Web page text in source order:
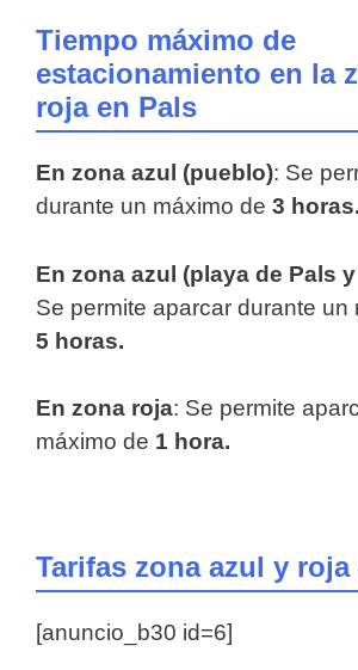
Tiempo máximo de
estacionamiento en la
roja en Pals
En zona azul (pueblo): Se
durante un máximo de 3 horas.
En zona azul (playa de Pals
Se permite aparcar durante un
5 horas.
En zona roja: Se permite
máximo de 1 hora.
Tarifas zona azul y roja
[anuncio_b30 id=6]